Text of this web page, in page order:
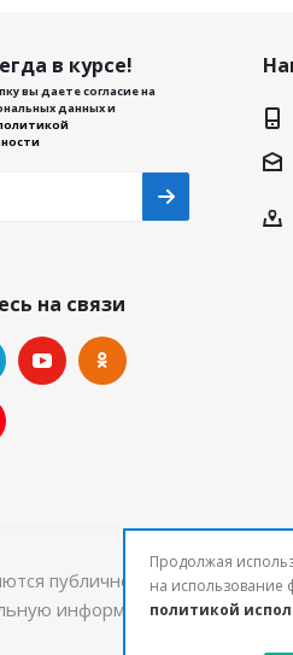
в курсе!
вы даете согласие на
данных и
на связи
публичной офертой и
информацию о стоимости
Продолжая
на использование
политикой